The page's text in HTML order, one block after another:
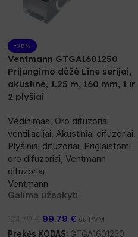
-20%
Ventmann GTGA1601250
Prijungimo dėžė Line serijai,
akustinė, 1.25 m, 160 mm, 1 ir
2 plyšiai
Vėdinimas Oro difuzoriai
ventiliacijai Akustiniai difuzoriai
Plyšiniai difuzoriai Priglaistomi
oro difuzoriai Ventmann
difuzoriai
Ventmann
Galima užsakyti
99.79 € su PVM
Prekės KODAS: GTGA1601250